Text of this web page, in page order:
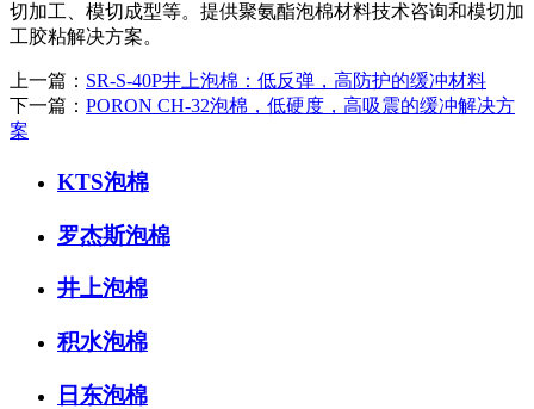
切加工、模切成型等。提供聚氨酯泡棉材料技术咨询和模切加
工胶粘解决方案。
上一篇： SR-S-40P井上泡棉：低反弹，高防护的缓冲材料
下一篇： ​PORON CH-32泡棉，低硬度，高吸震的缓冲解决方
案
KTS泡棉
罗杰斯泡棉
井上泡棉
积水泡棉
日东泡棉